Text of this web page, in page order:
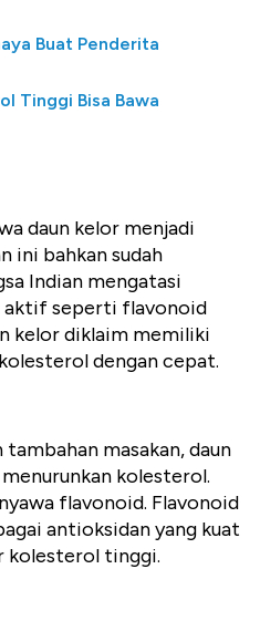
Buat Penderita
Tinggi Bisa Bawa
daun kelor menjadi
ini bahkan sudah
Indian mengatasi
aktif seperti flavonoid
kelor diklaim memiliki
dengan cepat.
masakan, daun
kolesterol.
flavonoid. Flavonoid
antioksidan yang kuat
kolesterol tinggi.